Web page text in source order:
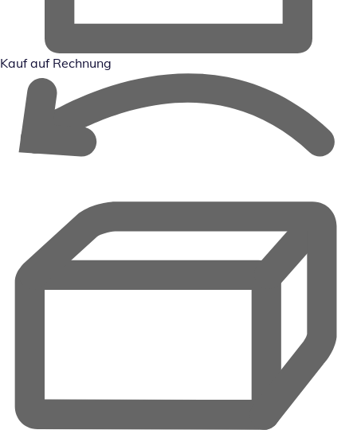
Kauf auf Rechnung